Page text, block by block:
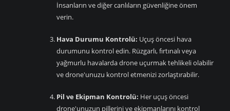
İnsanların ve diğer canlıların güvenliğine önem
verin.
Hava Durumu Kontrolü: Uçuş öncesi hava
durumunu kontrol edin. Rüzgarlı, fırtınalı veya
yağmurlu havalarda drone uçurmak tehlikeli olabilir
ve drone'unuzu kontrol etmenizi zorlaştırabilir.
Pil ve Ekipman Kontrolü: Her uçuş öncesi
drone'unuzun pillerini ve ekipmanlarını kontrol